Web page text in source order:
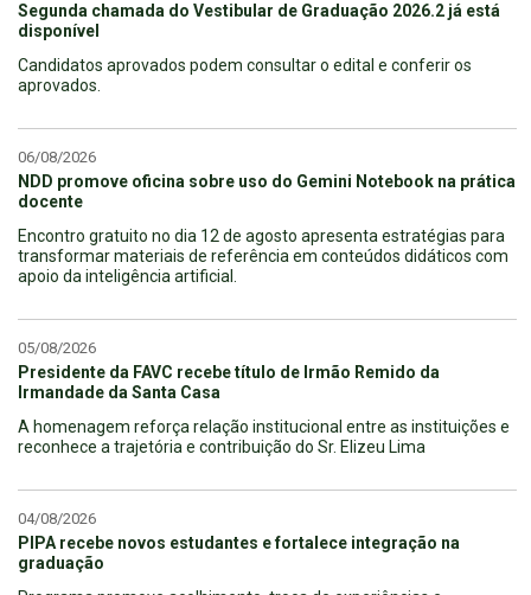
Segunda chamada do Vestibular de Graduação 2026.2 já está
disponível
Candidatos aprovados podem consultar o edital e conferir os
aprovados.
06/08/2026
NDD promove oficina sobre uso do Gemini Notebook na prática
docente
Encontro gratuito no dia 12 de agosto apresenta estratégias para
transformar materiais de referência em conteúdos didáticos com
apoio da inteligência artificial.
05/08/2026
Presidente da FAVC recebe título de Irmão Remido da
Irmandade da Santa Casa
A homenagem reforça relação institucional entre as instituições e
reconhece a trajetória e contribuição do Sr. Elizeu Lima
04/08/2026
PIPA recebe novos estudantes e fortalece integração na
graduação